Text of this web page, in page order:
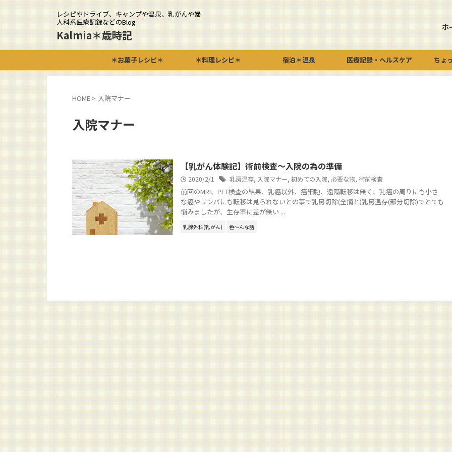
レシピやドライブ、キャンプや温泉、乳がんや婦
人科系医療記録などのBlog
Kalmia＊歳時記
ホ
＊お菓子レシピ＊ ＊料理レシピ＊ 宿泊＊温泉 医療記録・ヘルスケア ちょ
HOME > 入院マナー
入院マナー
【乳がん体験記】術前検査～入院の為の準備
2020/2/1 乳房温存, 入院マナー, 初めての入院, 必要な物, 術前検査
前回のMRI、PET検査の結果、乳癌以外、癌細胞、遠隔転移は無く、乳癌の周りにも小さ
な癌やリンパにも転移は見られないとの事で乳房切除(全摘と)乳房温存(部分切除)でとても
悩みましたが、生存率に差が無い ...
乳腺外科(乳がん) 色～んな話